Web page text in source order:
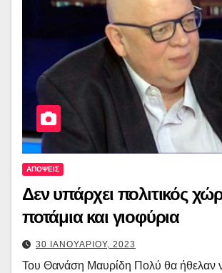
ΑΠΟΨΕΙΣ
Δεν υπάρχει πολιτικός
ποτάμια και γιοφύρια
30 ΙΑΝΟΥΑΡΙΟΥ, 2023
Του Θανάση Μαυρίδη Πολύ θα ήθελαν